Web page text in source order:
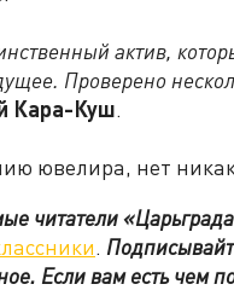
актив,
Проверено
Кара-Куш.
ювелира, нет
читатели
.
Если вам есть чем